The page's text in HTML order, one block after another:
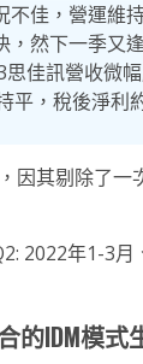
佳，營運維
然下一季又
佳訊營收微
，稅後淨利
因其剔除了
2022年1-3
的IDM模式